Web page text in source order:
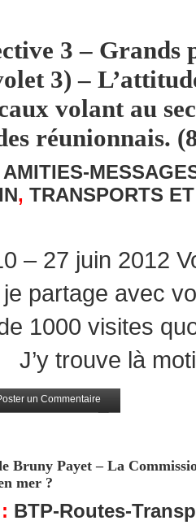
3 –
3) –
volant au
réunionnais.
AMITIES-
, TRANSPORTS
– 27 juin 2012
partage avec
1000 visites
J’y trouve là
un Commentaire
Bruny Payet – La
mer ?
BTP-Routes-